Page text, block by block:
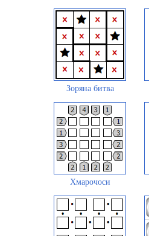
Зоряна битва
Хмарочоси